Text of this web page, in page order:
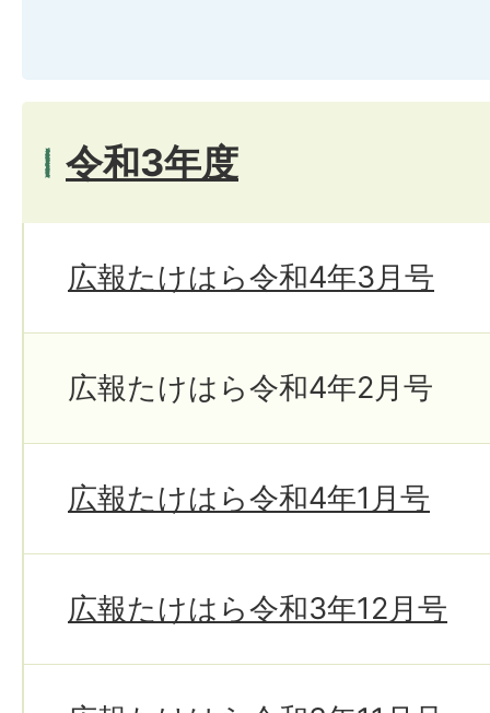
令和3年度
広報たけはら令和4年3月号
広報たけはら令和4年2月号
広報たけはら令和4年1月号
広報たけはら令和3年12月号